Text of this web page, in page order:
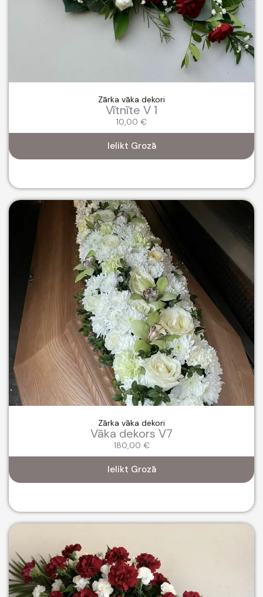
Zārka vāka dekori
Vītnīte V 1
10,00 €
Ielikt Grozā
Zārka vāka dekori
Vāka dekors V7
180,00 €
Ielikt Grozā